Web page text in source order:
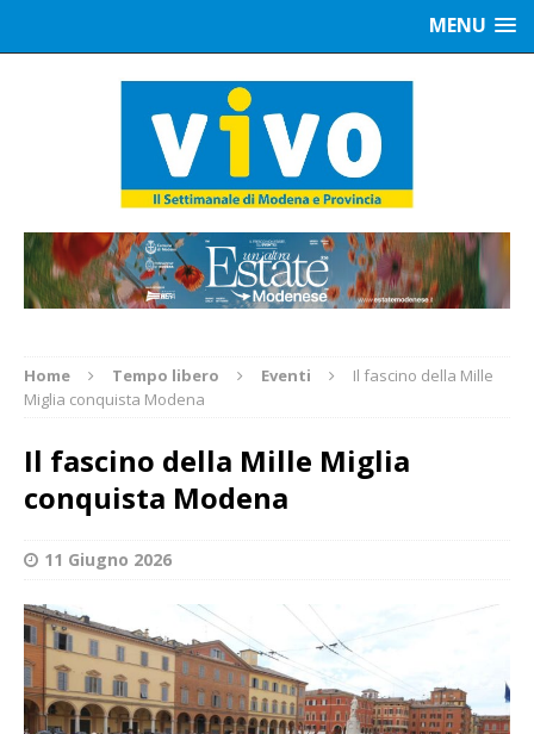
MENU
Home Tempo libero Eventi
Il fascino della Mille
Miglia conquista Modena
Il fascino della Mille Miglia
conquista Modena
11 Giugno 2026